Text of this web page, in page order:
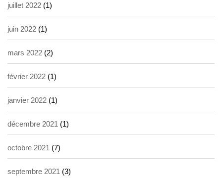
juillet 2022 (1)
juin 2022 (1)
mars 2022 (2)
février 2022 (1)
janvier 2022 (1)
décembre 2021 (1)
octobre 2021 (7)
septembre 2021 (3)